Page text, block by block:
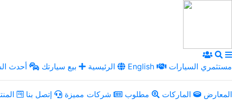
الرئيسية بيع سيارتك أحدث English مستثمري السيارات
المعارض الماركات مطلوب شركات مميزة إتصل بنا